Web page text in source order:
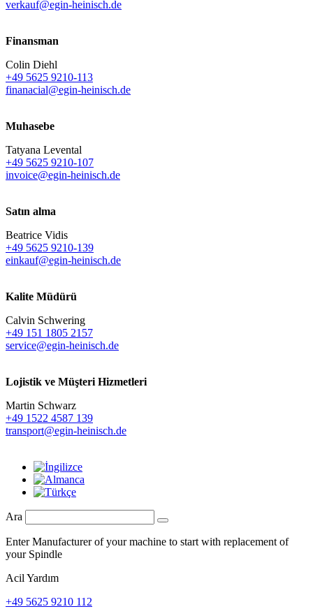
verkauf@egin-heinisch.de
Finansman
Colin Diehl
+49 5625 9210-113
finanacial@egin-heinisch.de
Muhasebe
Tatyana Levental
+49 5625 9210-107
invoice@egin-heinisch.de
Satın alma
Beatrice Vidis
+49 5625 9210-139
einkauf@egin-heinisch.de
Kalite Müdürü
Calvin Schwering
+49 151 1805 2157
service@egin-heinisch.de
Lojistik ve Müşteri Hizmetleri
Martin Schwarz
+49 1522 4587 139
transport@egin-heinisch.de
Ara
Enter Manufacturer of your machine to start with replacement of
your Spindle
Acil Yardım
+49 5625 9210 112